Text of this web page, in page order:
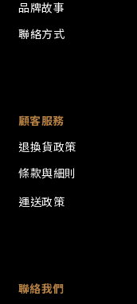
品牌故事
聯絡方式
顧客服務
退換貨政策
條款與細則
運送政策
聯絡我們